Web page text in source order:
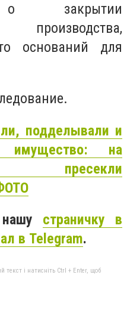
о закрытии
производства,
оснований для
подделывали и
имущество: на
пресекли
страничку в
в Telegram.
текст і натисніть Ctrl + Enter, щоб